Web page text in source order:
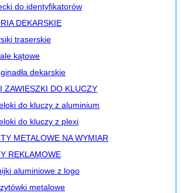
do identyfikatorów
DEKARSKIE
traserskie
kątowe
dekarskie
ZAWIESZKI DO KLUCZY
do kluczy z aluminium
do kluczy z plexi
METALOWE NA WYMIAR
REKLAMOWE
aluminiowe z logo
metalowe